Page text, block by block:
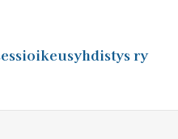
ry